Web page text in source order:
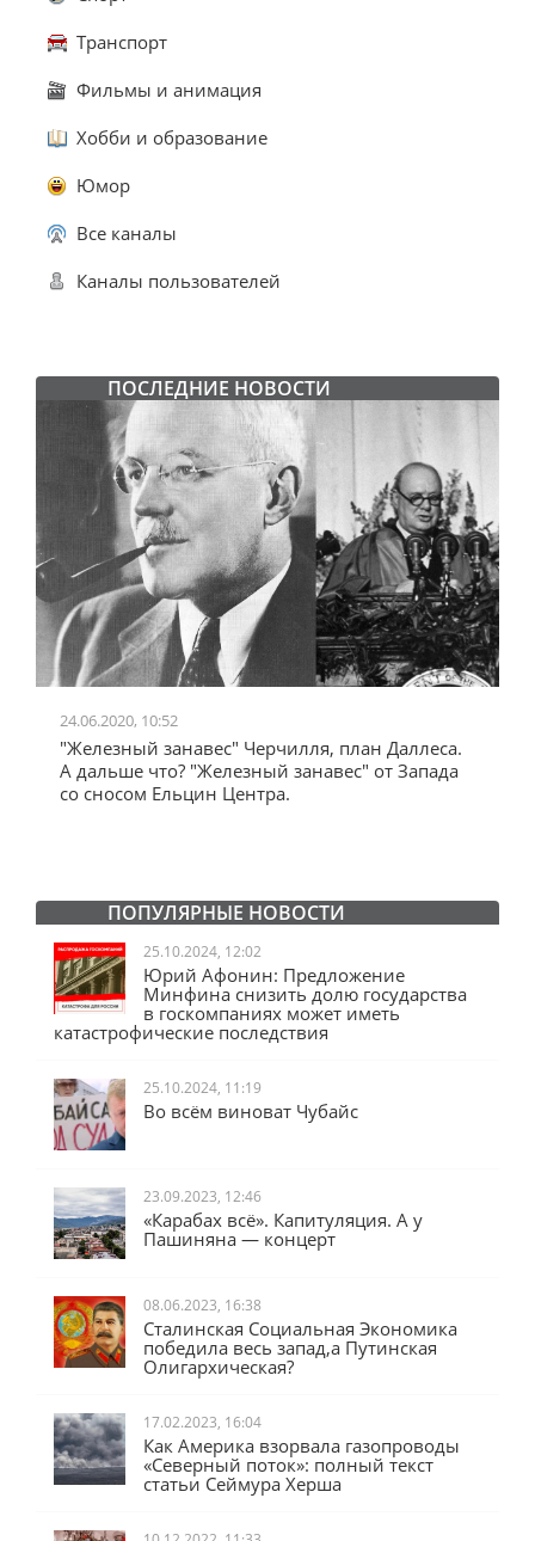
Транспорт
Фильмы и анимация
Хобби и образование
Юмор
Все каналы
Каналы пользователей
ПОСЛЕДНИЕ НОВОСТИ
24.06.2020, 10:52
"Железный занавес" Черчилля, план Даллеса.
А дальше что? "Железный занавес" от Запада
со сносом Ельцин Центра.
ПОПУЛЯРНЫЕ НОВОСТИ
25.10.2024, 12:02
Юрий Афонин: Предложение
Минфина снизить долю государства
в госкомпаниях может иметь
катастрофические последствия
25.10.2024, 11:19
Во всём виноват Чубайс
23.09.2023, 12:46
«Карабах всё». Капитуляция. А у
Пашиняна — концерт
08.06.2023, 16:38
Сталинская Социальная Экономика
победила весь запад,а Путинская
Олигархическая?
17.02.2023, 16:04
Как Америка взорвала газопроводы
«Северный поток»: полный текст
статьи Сеймура Херша